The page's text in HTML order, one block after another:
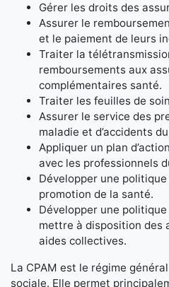
Gérer les droits des
Assurer le
et le paiement de leurs
Traiter la
remboursements aux
complémentaires santé.
Traiter les feuilles de
Assurer le service des
maladie et d’accidents
Appliquer un plan
avec les professionnels
Développer une
promotion de la santé.
Développer une
mettre à disposition des
aides collectives.
La CPAM est le régime
sociale. Elle permet